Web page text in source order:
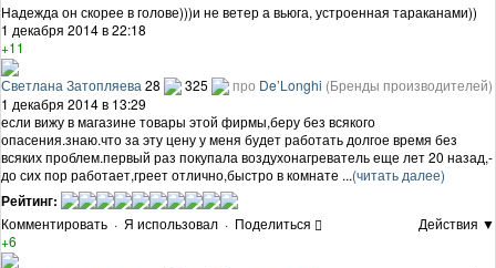
Надежда он скорее в голове)))и не ветер а вьюга, устроенная тараканами))
1 декабря 2014 в 22:18
+11
Светлана Затопляева 28 325 про De’Longhi (Бренды производителей)
1 декабря 2014 в 13:29
если вижу в магазине товары этой фирмы,беру без всякого
опасения.знаю.что за эту цену у меня будет работать долгое время без
всяких проблем.первый раз покупала воздухонагреватель еще лет 20 назад,-
до сих пор работает,греет отлично,быстро в комнате ...(читать далее)
Рейтинг:
Комментировать · Я использовал · Поделиться
Действия ▼
+6